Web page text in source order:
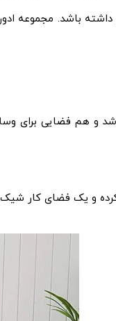
باشد. مجموعه
و هم فضایی برای
کرده و یک فضای کار